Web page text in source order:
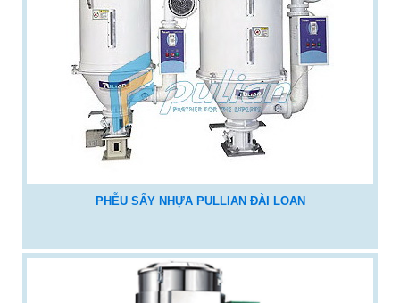
PHỄU SẤY NHỰA PULLIAN ĐÀI LOAN